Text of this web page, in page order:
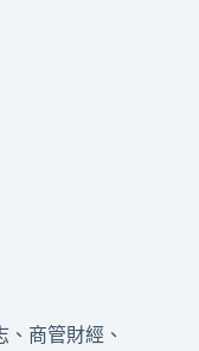
商管財經、